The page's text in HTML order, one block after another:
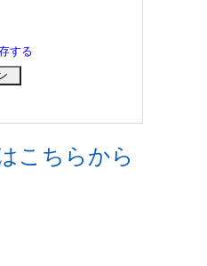
する
こちらから